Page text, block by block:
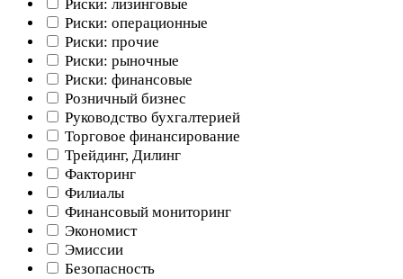
Риски: лизинговые
Риски: операционные
Риски: прочие
Риски: рыночные
Риски: финансовые
Розничный бизнес
Руководство бухгалтерией
Торговое финансирование
Трейдинг, Дилинг
Факторинг
Филиалы
Финансовый мониторинг
Экономист
Эмиссии
Безопасность